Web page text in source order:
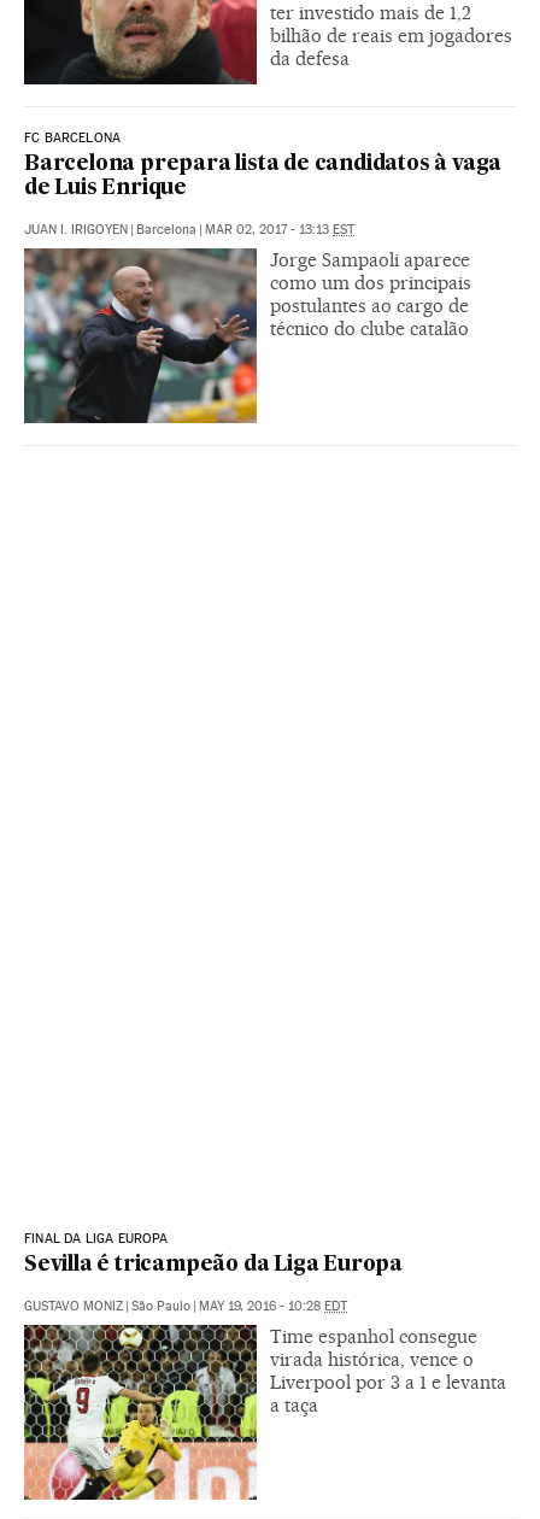
ter investido mais de 1,2
bilhão de reais em jogadores
da defesa
FC BARCELONA
Barcelona prepara lista de candidatos à vaga
de Luis Enrique
JUAN I. IRIGOYEN | Barcelona | MAR 02, 2017 - 13:13 EST
Jorge Sampaoli aparece
como um dos principais
postulantes ao cargo de
técnico do clube catalão
FINAL DA LIGA EUROPA
Sevilla é tricampeão da Liga Europa
GUSTAVO MONIZ | São Paulo | MAY 19, 2016 - 10:28 EDT
Time espanhol consegue
virada histórica, vence o
Liverpool por 3 a 1 e levanta
a taça